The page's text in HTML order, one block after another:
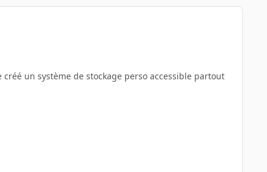
un système de stockage perso accessible partout